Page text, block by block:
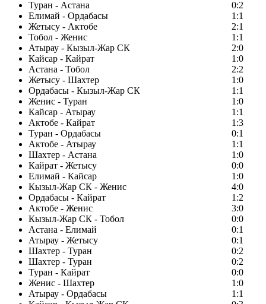
Туран - Астана
0:2
Елимай - Ордабасы
1:1
Жетысу - Актобе
2:1
Тобол - Женис
1:1
Атырау - Кызыл-Жар СК
2:0
Кайсар - Кайрат
1:0
Астана - Тобол
2:2
Жетысу - Шахтер
1:0
Ордабасы - Кызыл-Жар СК
1:1
Женис - Туран
1:0
Кайсар - Атырау
1:1
Актобе - Кайрат
1:3
Туран - Ордабасы
0:1
Актобе - Атырау
1:1
Шахтер - Астана
1:0
Кайрат - Жетысу
0:0
Елимай - Кайсар
1:0
Кызыл-Жар СК - Женис
4:0
Ордабасы - Кайрат
1:2
Актобе - Женис
3:0
Кызыл-Жар СК - Тобол
0:0
Астана - Елимай
0:1
Атырау - Жетысу
0:1
Шахтер - Туран
0:2
Шахтер - Туран
0:2
Туран - Кайрат
0:0
Женис - Шахтер
1:0
Атырау - Ордабасы
1:1